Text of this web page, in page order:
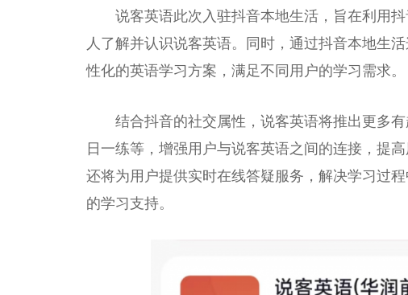
说客英语此次入驻抖音本地生活，旨在利用
人了解并认识说客英语。同时，通过抖音本地生
性化的英语学习方案，满足不同用户的学习需求。
结合抖音的社交属性 ，说客英语将推出更多
日一练等，增强用户与说客英语之间的连接，提
还将为用户提供实时在线答疑服务，解决学习过
的学习支持。